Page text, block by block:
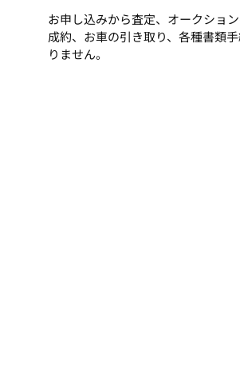
お申し込みから査定、オークショ
成約、お車の引き取り、各種書類
りません。